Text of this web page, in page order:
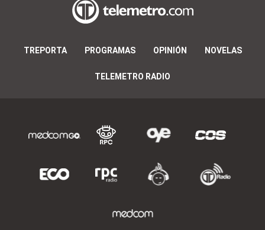
TREPORTA PROGRAMAS OPINIÓN NOVELAS
TELEMETRO RADIO